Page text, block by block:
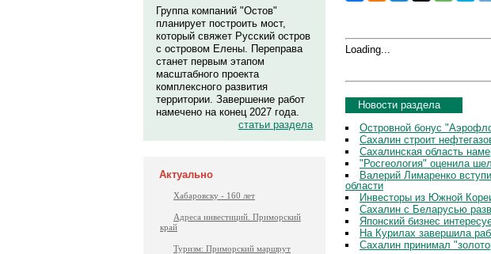
Группа компаний "Остов"
планирует построить мост,
который свяжет Русский остров
с островом Елены. Переправа
станет первым этапом
масштабного проекта
комплексного развития
территории. Завершение работ
намечено на конец 2027 года.
статьи раздела
Актуально
Хабаровску - 160 лет
Адреса инвестиций. Приморский
край
Туризм: Приморский маршрут
Loading...
Новости раздела
Островной бонус
Сахалин строит
Сахалинская область
"Росгеология" оценила
Валерий Лимаренко
области
Инвесторы из Южной
Сахалин с Беларусью
Японский бизнес
На Курилах завершила
Сахалин принимал